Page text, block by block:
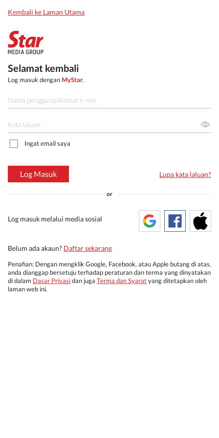
Kembali ke Laman Utama
Selamat kembali
Log masuk dengan MyStar.
Ingat email saya
Log Masuk Lupa kata laluan?
or
Log masuk melalui media sosial
Belum ada akaun? Daftar sekarang
Penafian: Dengan mengklik Google, Facebook, atau Apple butang di atas,
anda dianggap bersetuju terhadap peraturan dan terma yang dinyatakan
di dalam Dasar Privasidan juga Terma dan Syaratyang ditetapkan oleh
laman web ini.